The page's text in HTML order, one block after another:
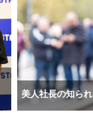
美人社長の知ら